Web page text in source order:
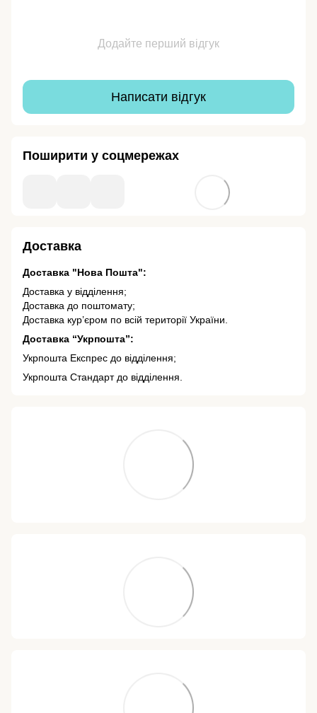
Додайте перший відгук
Написати відгук
Поширити у соцмережах
Доставка
Доставка "Нова Пошта":
Доставка у відділення;
Доставка до поштомату;
Доставка кур’єром по всій території України.
Доставка “Укрпошта”:
Укрпошта Експрес до відділення;
Укрпошта Стандарт до відділення.